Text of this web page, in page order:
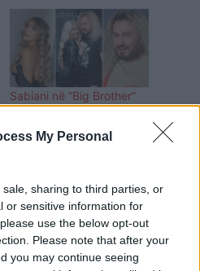
My Personal
sharing to third parties, or
or sensitive information for
use the below opt-out
Please note that after your
you may continue seeing
Sabiani në “Big Brother”
ka dy fjalë për të (FOTO
LAJM)